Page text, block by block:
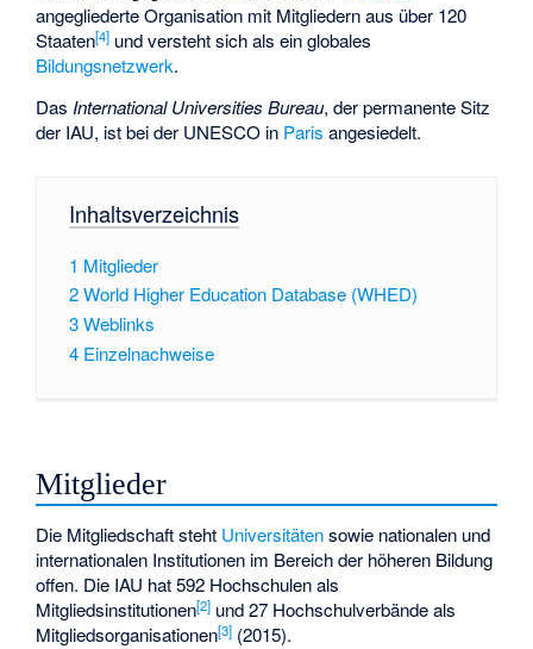
angegliederte Organisation mit Mitgliedern aus über 120
Staaten[4] und versteht sich als ein globales
Bildungsnetzwerk.
Das International Universities Bureau, der permanente Sitz
der IAU, ist bei der UNESCO in Paris angesiedelt.
Inhaltsverzeichnis
1 Mitglieder
2World Higher Education Database (WHED)
3Weblinks
4 Einzelnachweise
Mitglieder
Die Mitgliedschaft steht Universitätensowie nationalen und
internationalen Institutionen im Bereich der höheren Bildung
offen. Die IAU hat 592 Hochschulen als
Mitgliedsinstitutionen[2] und 27 Hochschulverbände als
Mitgliedsorganisationen[3] (2015).